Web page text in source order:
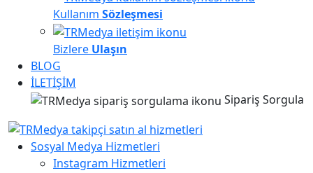
Kullanım Sözleşmesi
Bizlere Ulaşın
BLOG
İLETİŞİM
Sipariş Sorgula
Sosyal Medya Hizmetleri
Instagram Hizmetleri